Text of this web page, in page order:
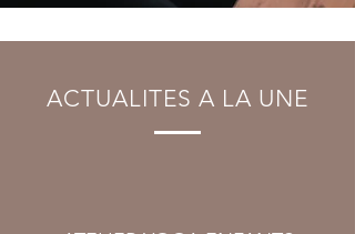
ACTUALITES A LA UNE